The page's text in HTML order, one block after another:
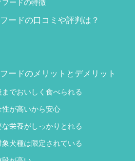
ードの特徴
ードの口コミや評判は？
ードのメリットとデメリット
までおいしく食べられる
性が高いから安心
な栄養がしっかりとれる
犬種は限定されている